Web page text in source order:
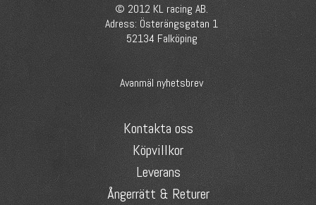
© 2012 KL racing AB.
Adress: Österängsgatan 1
52134 Falköping
Avanmäl nyhetsbrev
Kontakta oss
Köpvillkor
Leverans
Ångerrätt & Returer